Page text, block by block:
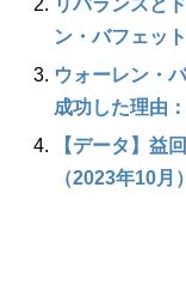
ン・バフェット
ウォーレン・
成功した理由
【データ】益
（2023年10月）